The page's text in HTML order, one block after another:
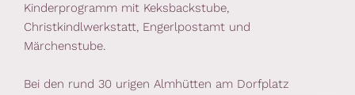
Kinderprogramm mit Keksbackstube,
Christkindlwerkstatt, Engerlpostamt und
Märchenstube.
Bei den rund 30 urigen Almhütten am Dorfplatz